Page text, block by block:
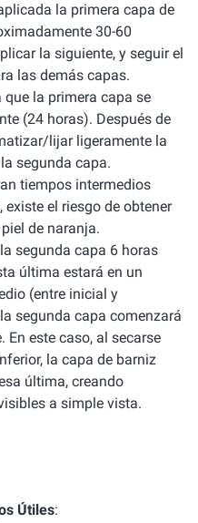
la primera capa de
30-60
la siguiente, y seguir el
las demás capas.
que la primera capa se
(24 horas). Después de
lijar ligeramente la
segunda capa.
tiempos intermedios
el riesgo de obtener
de naranja.
segunda capa 6 horas
última estará en un
(entre inicial y
segunda capa comenzará
En este caso, al secarse
la capa de barniz
última, creando
a simple vista.
Útiles: